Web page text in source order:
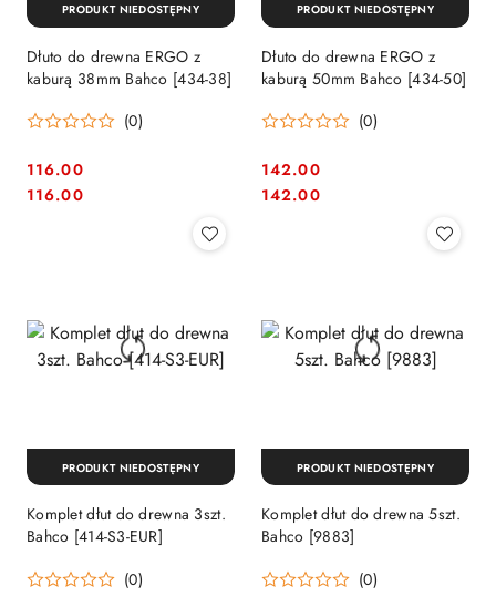
Dłuto do drewna ERGO z
kaburą 38mm Bahco [434-38]
(0)
Cena:
116.00
Cena:
116.00
PRODUKT NIEDOSTĘPNY
Dłuto do drewna ERGO z
kaburą 50mm Bahco [434-50]
(0)
Cena:
142.00
Cena:
142.00
PRODUKT NIEDOSTĘPNY
Komplet dłut do drewna 3szt.
Bahco [414-S3-EUR]
(0)
PRODUKT NIEDOSTĘPNY
Komplet dłut do drewna 5szt.
Bahco [9883]
(0)
PRODUKT NIEDOSTĘPNY